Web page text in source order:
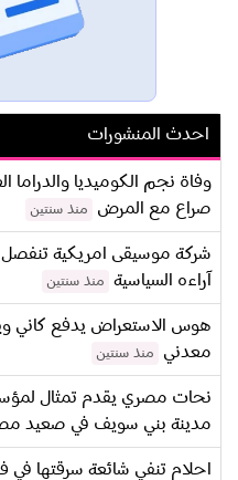
احدث المنشورات
وفاة نجم الكوميديا والدراما
صراع مع المرض
منذ سنتين
شركة موسيقى امريكية
آراءه السياسية
منذ سنتين
هوس الاستعراض يدفع كاني
معدني
منذ سنتين
نحات مصري يقدم تمثال لمؤسس
مدينة بني سويف في صعيد
احلام تنفي شائعة سرقتها في